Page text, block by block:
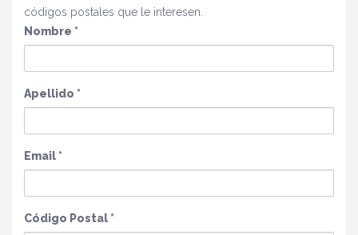
códigos postales que le interesen.
Nombre *
Apellido *
Email*
Código Postal*